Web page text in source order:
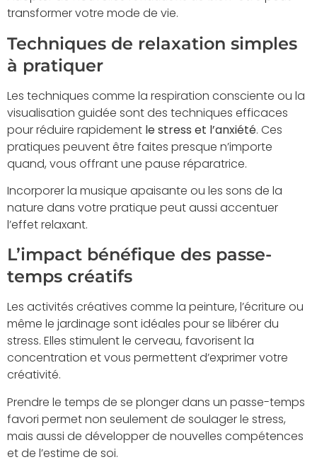
transformer votre mode de vie.
Techniques de relaxation simples
à pratiquer
Les techniques comme la respiration consciente ou la
visualisation guidée sont des techniques efficaces
pour réduire rapidement le stress et l’anxiété. Ces
pratiques peuvent être faites presque n’importe
quand, vous offrant une pause réparatrice.
Incorporer la musique apaisante ou les sons de la
nature dans votre pratique peut aussi accentuer
l’effet relaxant.
L’impact bénéfique des passe-
temps créatifs
Les activités créatives comme la peinture, l’écriture ou
même le jardinage sont idéales pour se libérer du
stress. Elles stimulent le cerveau, favorisent la
concentration et vous permettent d’exprimer votre
créativité.
Prendre le temps de se plonger dans un passe-temps
favori permet non seulement de soulager le stress,
mais aussi de développer de nouvelles compétences
et de l’estime de soi.